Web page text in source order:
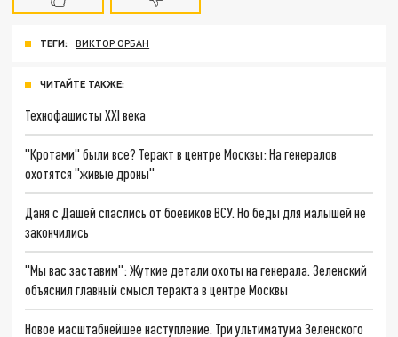
ТЕГИ: ВИКТОР ОРБАН
ЧИТАЙТЕ ТАКЖЕ:
Технофашисты XXI века
"Кротами" были все? Теракт в центре Москвы: На генералов
охотятся "живые дроны"
Даня с Дашей спаслись от боевиков ВСУ. Но беды для малышей не
закончились
"Мы вас заставим": Жуткие детали охоты на генерала. Зеленский
объяснил главный смысл теракта в центре Москвы
Новое масштабнейшее наступление. Три ультиматума Зеленского